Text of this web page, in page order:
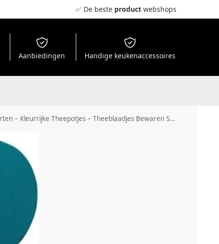
✅ De beste product webshops
Aanbiedingen Handige keukenaccessoires
Set – Theekransje Accessoire – Thee Organiser – Keuken Accessoire.